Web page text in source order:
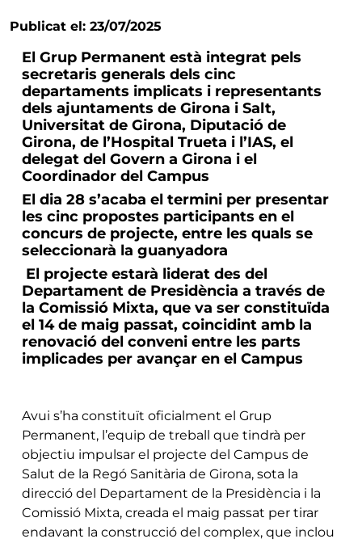
Publicat el: 23/07/2025
El Grup Permanent està integrat pels
secretaris generals dels cinc
departaments implicats i representants
dels ajuntaments de Girona i Salt,
Universitat de Girona, Diputació de
Girona, de l’Hospital Trueta i l’IAS, el
delegat del Govern a Girona i el
Coordinador del Campus
El dia 28 s’acaba el termini per presentar
les cinc propostes participants en el
concurs de projecte, entre les quals se
seleccionarà la guanyadora
El projecte estarà liderat des del
Departament de Presidència a través de
la Comissió Mixta, que va ser constituïda
el 14 de maig passat, coincidint amb la
renovació del conveni entre les parts
implicades per avançar en el Campus
Avui s’ha constituït oficialment el Grup
Permanent, l’equip de treball que tindrà per
objectiu impulsar el projecte del Campus de
Salut de la Regó Sanitària de Girona, sota la
direcció del Departament de la Presidència i la
Comissió Mixta, creada el maig passat per tirar
endavant la construcció del complex, que inclou